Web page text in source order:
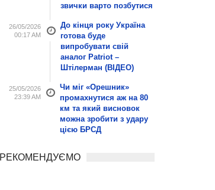
звички варто позбутися
26/05/2026
00:17 AM
До кінця року Україна
готова буде
випробувати свій
аналог Patriot –
Штілерман (ВІДЕО)
25/05/2026
23:39 AM
Чи міг «Орешник»
промахнутися аж на 80
км та який висновок
можна зробити з удару
цією БРСД
РЕКОМЕНДУЄМО